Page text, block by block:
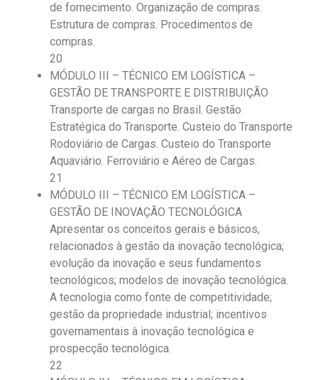
de fornecimento. Organização de compras.
Estrutura de compras. Procedimentos de
compras.
20
MÓDULO III – TÉCNICO EM LOGÍSTICA –
GESTÃO DE TRANSPORTE E DISTRIBUIÇÃO
Transporte de cargas no Brasil. Gestão
Estratégica do Transporte. Custeio do Transporte
Rodoviário de Cargas. Custeio do Transporte
Aquaviário. Ferroviário e Aéreo de Cargas.
21
MÓDULO III – TÉCNICO EM LOGÍSTICA –
GESTÃO DE INOVAÇÃO TECNOLÓGICA
Apresentar os conceitos gerais e básicos,
relacionados à gestão da inovação tecnológica;
evolução da inovação e seus fundamentos
tecnológicos; modelos de inovação tecnológica.
A tecnologia como fonte de competitividade;
gestão da propriedade industrial; incentivos
governamentais à inovação tecnológica e
prospecção tecnológica.
22